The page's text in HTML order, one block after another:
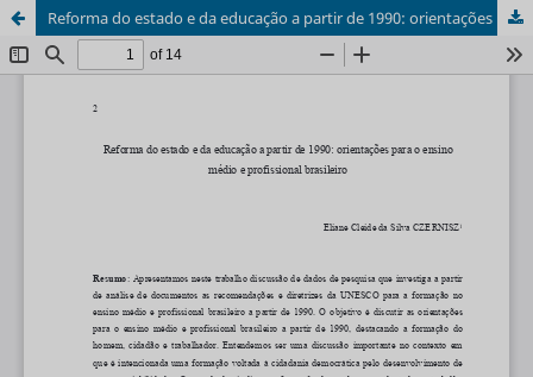
Reforma do estado e da educação a partir de 1990: orientações para o ensino médio e profissional brasileiro